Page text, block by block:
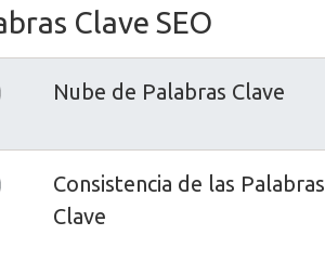
Clave SEO
Nube de Palabras Clave
Consistencia de las Palabras
Clave